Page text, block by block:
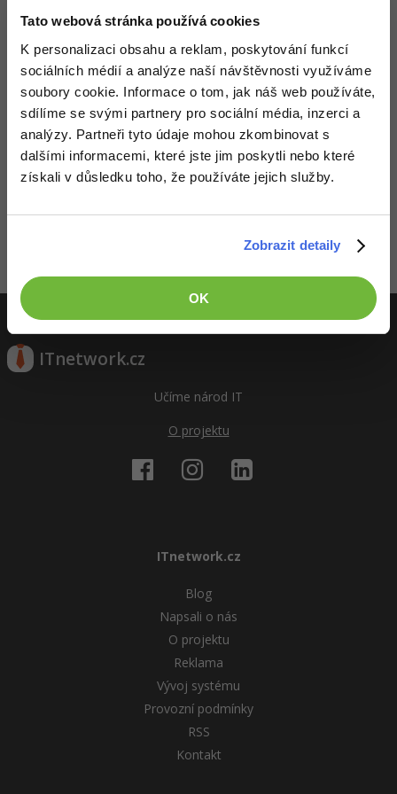
Tato webová stránka používá cookies
K personalizaci obsahu a reklam, poskytování funkcí
sociálních médií a analýze naší návštěvnosti využíváme
soubory cookie. Informace o tom, jak náš web používáte,
sdílíme se svými partnery pro sociální média, inzerci a
analýzy. Partneři tyto údaje mohou zkombinovat s
dalšími informacemi, které jste jim poskytli nebo které
získali v důsledku toho, že používáte jejich služby.
Zobrazit detaily
OK
Copywriter
WordPress specialista
SEO specialista
-41%
Umělá inteligence (AI) -10%
Pro děti
Více
Windows
Linux
Sítě
Ostatní
Fórum
Děláme co je v našich silách, aby byly zdejší diskuze co
registrovaní členové. Pro zapojení do diskuze sepřihlas.
zaregistruj se , je to zdarma.
Zobrazeno 2 zpráv z 2.
ITnetwork.cz
Učíme národ IT
O projektu
ITnetwork.cz
Blog
Napsali o nás
O projektu
Reklama
Vývoj systému
Provozní podmínky
RSS
Kontakt